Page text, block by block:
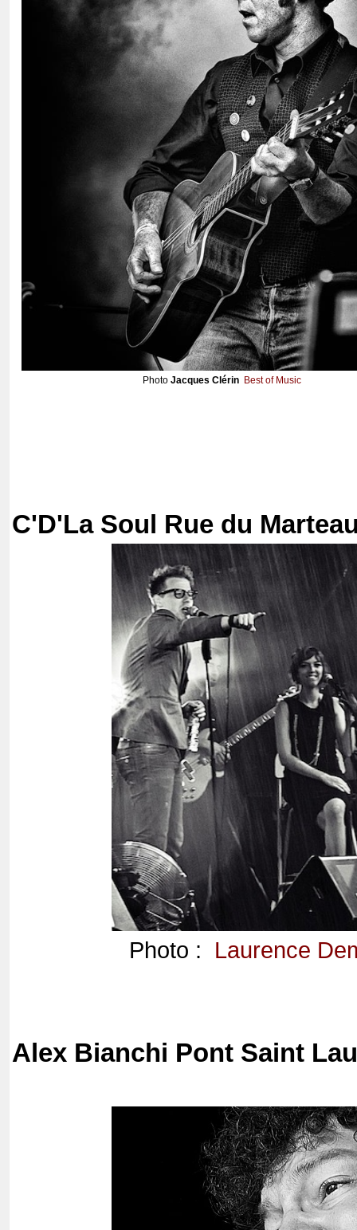
Photo Jacques Clérin Best of Music
C'D'La Soul Rue du
Photo : Laurence
Alex Bianchi Pont Saint